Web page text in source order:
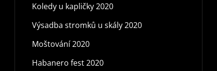
Koledy u kapličky 2020
Výsadba stromků u skály 2020
Moštování 2020
Habanero fest 2020